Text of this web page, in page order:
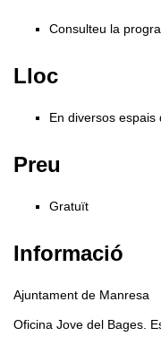
Consulteu la
Lloc
En diversos espais
Preu
Gratuït
Informació
Ajuntament de Manresa
Oficina Jove del Bages.